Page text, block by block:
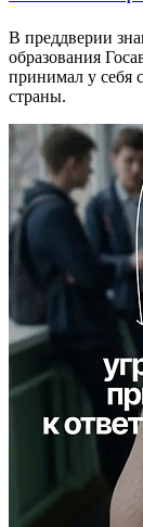
В преддверии
образования
принимал у себя
страны.